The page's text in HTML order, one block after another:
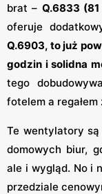
brat – Q.6833
oferuje
Q.6903, to już
godzin i solidna
tego
fotelem a regałem
Te wentylatory
domowych biur,
ale i wygląd. No i
przedziale